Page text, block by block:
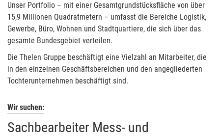
Unser Portfolio – mit einer Gesamtgrundstücksfläche von über
15,9 Millionen Quadratmetern – umfasst die Bereiche Logistik,
Gewerbe, Büro, Wohnen und Stadtquartiere, die sich über das
gesamte Bundesgebiet verteilen.
Die Thelen Gruppe beschäftigt eine Vielzahl an Mitarbeiter, die
in den einzelnen Geschäftsbereichen und den angegliederten
Tochterunternehmen beschäftigt sind.
Wir suchen:
Sachbearbeiter Mess- und